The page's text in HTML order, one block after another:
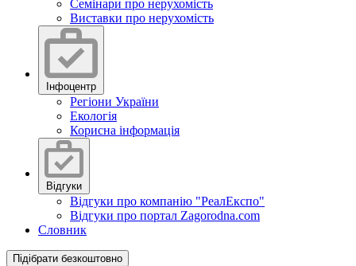
Семінари про нерухомість
Виставки про нерухомість
Інфоцентр
Регіони України
Екологія
Корисна інформація
Відгуки
Відгуки про компанію "РеалЕкспо"
Відгуки про портал Zagorodna.com
Словник
Підібрати безкоштовно